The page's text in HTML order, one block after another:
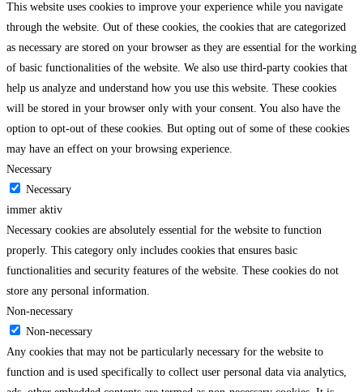
This website uses cookies to improve your experience while you navigate
through the website. Out of these cookies, the cookies that are categorized
as necessary are stored on your browser as they are essential for the working
of basic functionalities of the website. We also use third-party cookies that
help us analyze and understand how you use this website. These cookies
will be stored in your browser only with your consent. You also have the
option to opt-out of these cookies. But opting out of some of these cookies
may have an effect on your browsing experience.
Necessary
Necessary
immer aktiv
Necessary cookies are absolutely essential for the website to function
properly. This category only includes cookies that ensures basic
functionalities and security features of the website. These cookies do not
store any personal information.
Non-necessary
Non-necessary
Any cookies that may not be particularly necessary for the website to
function and is used specifically to collect user personal data via analytics,